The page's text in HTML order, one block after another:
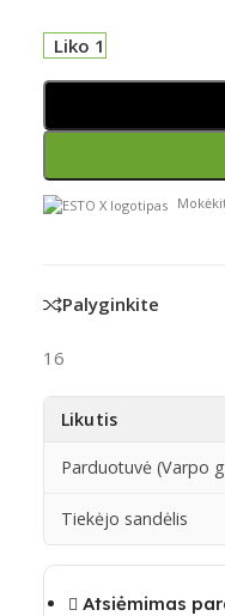
Liko 1
Palyginkite
16
Likutis
Parduotuvė (Varpo
Tiekėjo sandėlis
Atsiėmimas